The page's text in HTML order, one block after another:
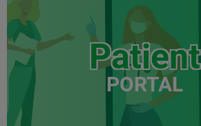
Patient
PORTAL